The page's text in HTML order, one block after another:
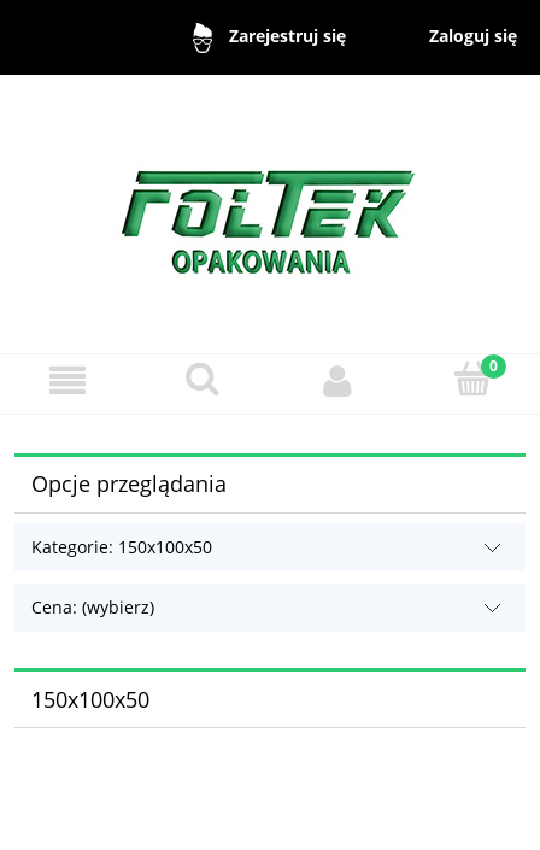
Zarejestruj się Zaloguj się
Opcje przeglądania
Kategorie: 150x100x50
Cena: (wybierz)
150x100x50